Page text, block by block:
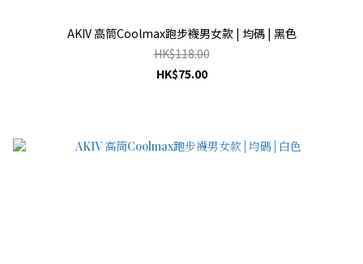
AKIV 高筒Coolmax跑步襪男女款 | 均碼 | 黑色
HK$118.00
HK$75.00